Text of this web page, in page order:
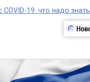
COVID-19: что надо знать